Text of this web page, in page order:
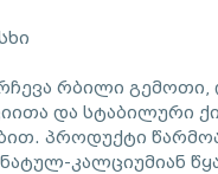
რბილი გემოთი,
და სტაბილური
პროდუქტი
კალციუმიან